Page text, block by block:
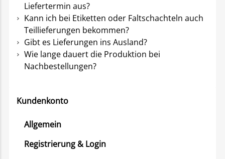
Kundenkonto
Allgemein
Registrierung & Login
Liefertermin aus?
Kann ich bei Etiketten oder Faltschachteln auch
Teillieferungen bekommen?
Gibt es Lieferungen ins Ausland?
Wie lange dauert die Produktion bei
Nachbestellungen?